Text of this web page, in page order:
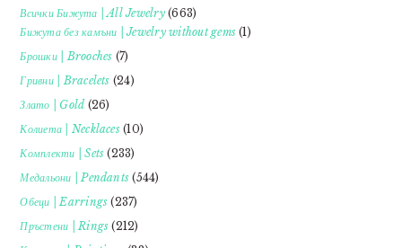
Всички Бижута | All Jewelry(663)
Бижута без камъни | Jewelry without gems (1)
Брошки | Brooches (7)
Гривни | Bracelets (24)
Злато | Gold (26)
Колиета | Necklaces(10)
Комплекти | Sets (233)
Медальони | Pendants (544)
Обеци | Earrings (237)
Пръстени | Rings (212)